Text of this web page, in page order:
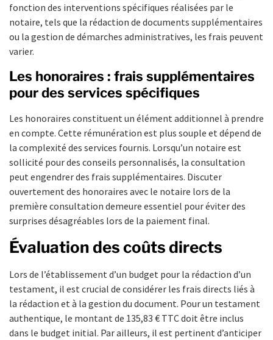
fonction des interventions spécifiques réalisées par le
notaire, tels que la rédaction de documents supplémentaires
ou la gestion de démarches administratives, les frais peuvent
varier.
Les honoraires : frais supplémentaires
pour des services spécifiques
Les honoraires constituent un élément additionnel à prendre
en compte. Cette rémunération est plus souple et dépend de
la complexité des services fournis. Lorsqu’un notaire est
sollicité pour des conseils personnalisés, la consultation
peut engendrer des frais supplémentaires. Discuter
ouvertement des honoraires avec le notaire lors de la
première consultation demeure essentiel pour éviter des
surprises désagréables lors de la paiement final.
Évaluation des coûts directs
Lors de l’établissement d’un budget pour la rédaction d’un
testament, il est crucial de considérer les frais directs liés à
la rédaction et à la gestion du document. Pour un testament
authentique, le montant de 135,83 € TTC doit être inclus
dans le budget initial. Par ailleurs, il est pertinent d’anticiper